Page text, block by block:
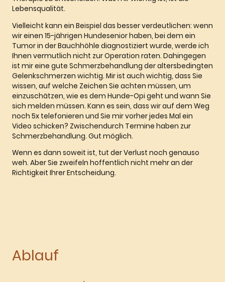
Lebensqualität.
Vielleicht kann ein Beispiel das besser verdeutlichen: wenn
wir einen 15-jährigen Hundesenior haben, bei dem ein
Tumor in der Bauchhöhle diagnostiziert wurde, werde ich
Ihnen vermutlich nicht zur Operation raten. Dahingegen
ist mir eine gute Schmerzbehandlung der altersbedingten
Gelenkschmerzen wichtig. Mir ist auch wichtig, dass Sie
wissen, auf welche Zeichen Sie achten müssen, um
einzuschätzen, wie es dem Hunde-Opi geht und wann Sie
sich melden müssen. Kann es sein, dass wir auf dem Weg
noch 5x telefonieren und Sie mir vorher jedes Mal ein
Video schicken? Zwischendurch Termine haben zur
Schmerzbehandlung. Gut möglich.
Wenn es dann soweit ist, tut der Verlust noch genauso
weh. Aber Sie zweifeln hoffentlich nicht mehr an der
Richtigkeit Ihrer Entscheidung.
Ablauf